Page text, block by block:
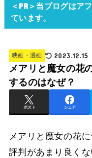
＜PR＞当ブログはア
ています。
映画・漫画 2023.12.15
メアリと魔女の花
するのはなぜ？
ポスト シェア
メアリと魔女の花
評判があまり良くな